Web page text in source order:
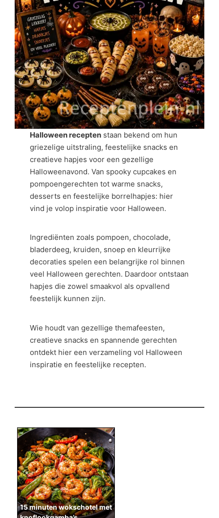
Halloween recepten staan bekend om hun
griezelige uitstraling, feestelijke snacks en
creatieve hapjes voor een gezellige
Halloweenavond. Van spooky cupcakes en
pompoengerechten tot warme snacks,
desserts en feestelijke borrelhapjes: hier
vind je volop inspiratie voor Halloween.
Ingrediënten zoals pompoen, chocolade,
bladerdeeg, kruiden, snoep en kleurrijke
decoraties spelen een belangrijke rol binnen
veel Halloween gerechten. Daardoor ontstaan
hapjes die zowel smaakvol als opvallend
feestelijk kunnen zijn.
Wie houdt van gezellige themafeesten,
creatieve snacks en spannende gerechten
ontdekt hier een verzameling vol Halloween
inspiratie en feestelijke recepten.
15 minuten wokschotel met